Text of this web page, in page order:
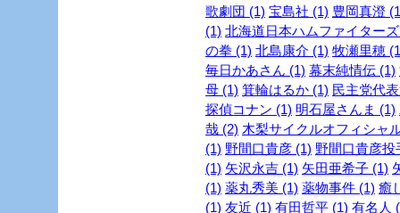
歌劇団 (1) 宝島社 (1) 豊岡真澄
(1) 北海道日本ハムファイター
の拳 (1) 北島康介 (1) 牧瀬里穂
毎日かあさん (1) 幕末純情伝 (1)
母 (1) 箕輪はるか (1) 民主党代
探偵コナン (1) 明石屋さんま (1)
哉 (2) 木梨サイクルオフィシャ
(1) 野間口貴彦 (1) 野間口貴彦投
(1) 矢沢永吉 (1) 矢田亜希子 (1)
(1) 薬丸秀美 (1) 薬物事件 (1) 癒
(1) 友近 (1) 有田哲平 (1) 有名人